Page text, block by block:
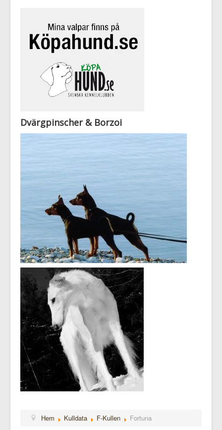
Dvärgpinscher & Borzoi
Hem Kulldata F-Kullen Fortuna